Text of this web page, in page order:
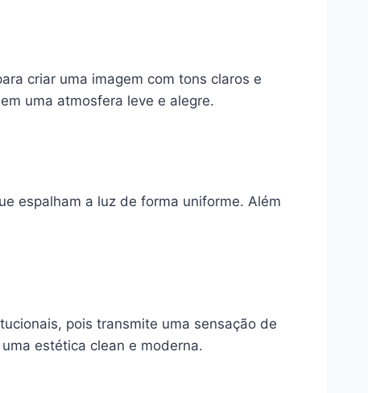
criar uma imagem com tons claros e
uma atmosfera leve e alegre.
espalham a luz de forma uniforme. Além
pois transmite uma sensação de
estética clean e moderna.